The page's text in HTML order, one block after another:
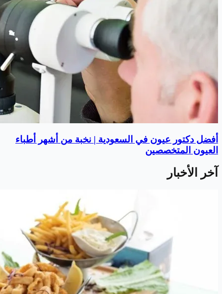
أفضل دكتور عيون في السعودية | نخبة من أشهر أطباء
العيون المتخصصين
آخر الأخبار